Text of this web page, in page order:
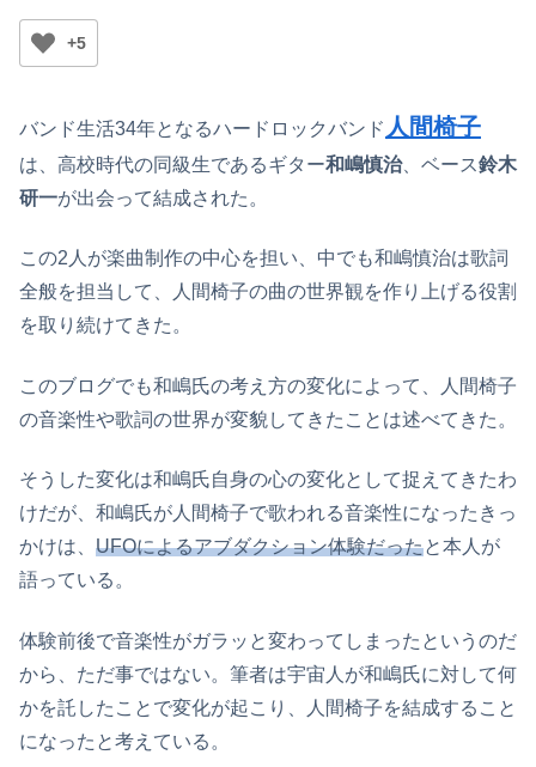
+5
バンド生活34年となるハードロックバンド 人間椅子
は、高校時代の同級生であるギター和嶋慎治、ベース鈴木
研一が出会って結成された。
この2人が楽曲制作の中心を担い、中でも和嶋慎治は歌詞
全般を担当して、人間椅子の曲の世界観を作り上げる役割
を取り続けてきた。
このブログでも和嶋氏の考え方の変化によって、人間椅子
の音楽性や歌詞の世界が変貌してきたことは述べてきた。
そうした変化は和嶋氏自身の心の変化として捉えてきたわ
けだが、和嶋氏が人間椅子で歌われる音楽性になったきっ
かけは、 UFOによるアブダクション体験だったと本人が
語っている。
体験前後で音楽性がガラッと変わってしまったというのだ
から、ただ事ではない。筆者は宇宙人が和嶋氏に対して何
かを託したことで変化が起こり、人間椅子を結成すること
になったと考えている。